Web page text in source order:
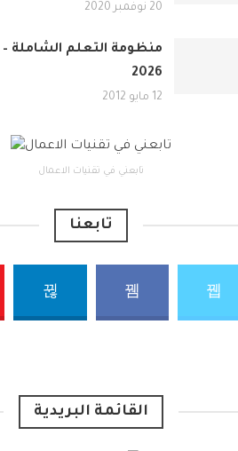
20 نوفمبر 2020
منظومة التعلم الشاملة
2026
12 مايو 2012
تابعني في تقنيات الاعمال
تابعنا
القائمة البريدية